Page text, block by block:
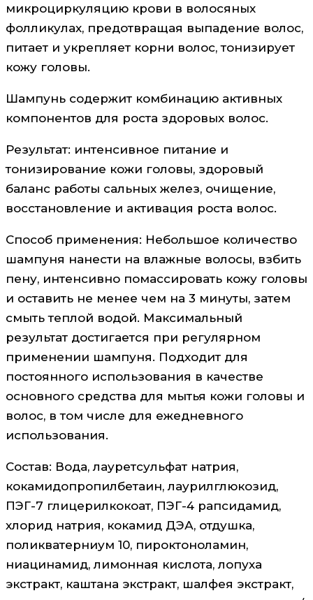
микроциркуляцию крови в волосяных
фолликулах, предотвращая выпадение волос,
питает и укрепляет корни волос, тонизирует
кожу головы.
Шампунь содержит комбинацию активных
компонентов для роста здоровых волос.
Результат: интенсивное питание и
тонизирование кожи головы, здоровый
баланс работы сальных желез, очищение,
восстановление и активация роста волос.
Способ применения: Небольшое количество
шампуня нанести на влажные волосы, взбить
пену, интенсивно помассировать кожу головы
и оставить не менее чем на 3 минуты, затем
смыть теплой водой. Максимальный
результат достигается при регулярном
применении шампуня. Подходит для
постоянного использования в качестве
основного средства для мытья кожи головы и
волос, в том числе для ежедневного
использования.
Состав: Вода, лауретсульфат натрия,
кокамидопропилбетаин, лаурилглюкозид,
ПЭГ-7 глицерилкокоат, ПЭГ-4 рапсидамид,
хлорид натрия, кокамид ДЭА, отдушка,
поликватерниум 10, пироктоноламин,
ниацинамид, лимонная кислота, лопуха
экстракт, каштана экстракт, шалфея экстракт,